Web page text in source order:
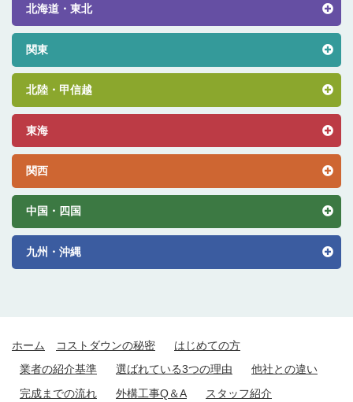
北海道・東北
関東
北陸・甲信越
東海
関西
中国・四国
九州・沖縄
ホーム コストダウンの秘密
はじめての方
業者の紹介基準
選ばれている3つの理由
他社との違い
完成までの流れ
外構工事Q＆A スタッフ紹介